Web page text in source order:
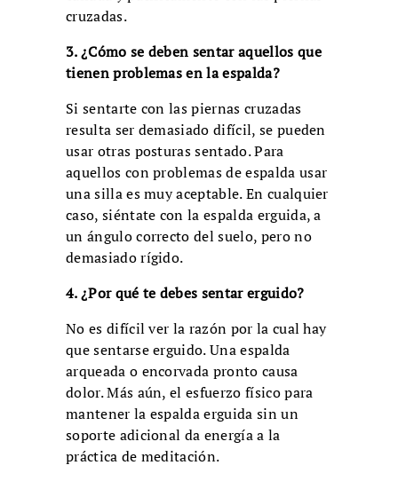
cruzadas.
3. ¿Cómo se deben sentar aquellos que
tienen problemas en la espalda?
Si sentarte con las piernas cruzadas
resulta ser demasiado difícil, se pueden
usar otras posturas sentado. Para
aquellos con problemas de espalda usar
una silla es muy aceptable. En cualquier
caso, siéntate con la espalda erguida, a
un ángulo correcto del suelo, pero no
demasiado rígido.
4. ¿Por qué te debes sentar erguido?
No es difícil ver la razón por la cual hay
que sentarse erguido. Una espalda
arqueada o encorvada pronto causa
dolor. Más aún, el esfuerzo físico para
mantener la espalda erguida sin un
soporte adicional da energía a la
práctica de meditación.